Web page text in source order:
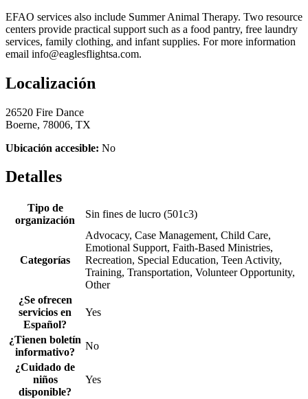
EFAO services also include Summer Animal Therapy. Two resource
centers provide practical support such as a food pantry, free laundry
services, family clothing, and infant supplies. For more information
email info@eaglesflightsa.com.
Localización
26520 Fire Dance
Boerne, 78006, TX
Ubicación accesible: No
Detalles
Tipo de
organización
Sin fines de lucro (501c3)
Categorías
Advocacy, Case Management, Child Care,
Emotional Support, Faith-Based Ministries,
Recreation, Special Education, Teen Activity,
Training, Transportation, Volunteer Opportunity,
Other
¿Se ofrecen
servicios en
Español?
Yes
¿Tienen boletín
informativo?
No
¿Cuidado de
niños
disponible?
Yes